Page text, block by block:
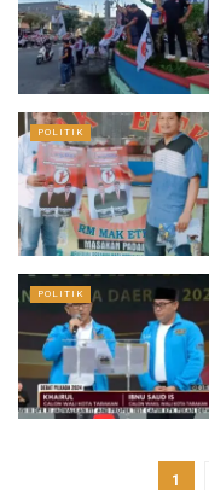
POLITIK
POLITIK
1